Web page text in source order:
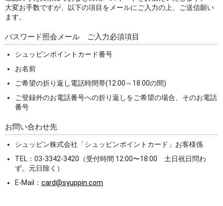
大変お手数ですが、以下の項目をメールにご入力の上、ご送信願い
ます。
パスワード照会メール ご入力必須項目
シュッピンポイントカード番号
お名前
ご希望の折り返し電話時間帯(12:00～18:00の間)
ご登録外のお電話番号への折り返しをご希望の場合、そのお電話
番号
お問い合わせ先
シュッピン株式会社「シュッピンポイントカード」お客様係
TEL：03-3342-3420（受付時間 12:00〜18:00 土日祝日問わ
ず。元日除く）
E-Mail： card@syuppin.com